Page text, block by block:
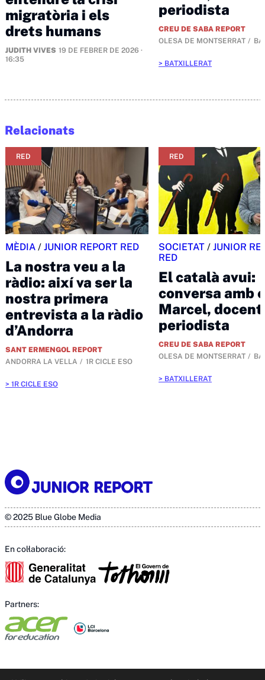
migratòria i els
drets humans
JUDITH VIVES 19 DE FEBRER DE 2026 ·
16:35
periodista
CREU DE SABA REPORT
OLESA DE MONTSERRAT
BATXILLERAT
Relacionats
RED
MÈDIA / JUNIOR REPORT RED
La nostra veu a la
ràdio: així va ser la
nostra primera
entrevista a la ràdio
d’Andorra
SANT ERMENGOL REPORT
ANDORRA LA VELLA
1R CICLE ESO
1R CICLE ESO
RED
SOCIETAT / JUNIOR
RED
El català avui:
conversa amb
Marcel, docent
periodista
CREU DE SABA REPORT
OLESA DE MONTSERRAT
BATXILLERAT
© 2025 Blue Globe Media
En col·laboració:
Partners: